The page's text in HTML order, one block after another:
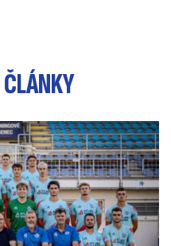
ČLÁNKY